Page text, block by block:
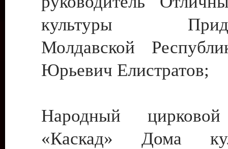
культуры
Молдавской
Юрьевич Елистратов;
Народный цирковой
«Каскад» Дома